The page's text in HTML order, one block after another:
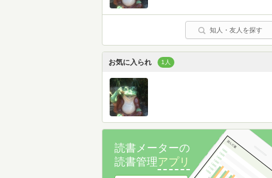
知人・友人を探す
お気に入られ 1人
読書メーターの
読書管理アプリ